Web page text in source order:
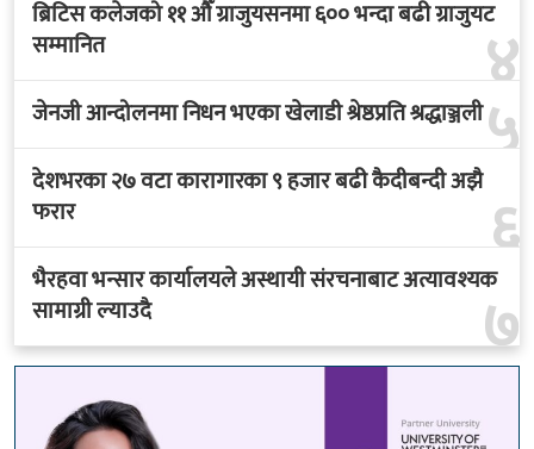
४
ब्रिटिस कलेजको ११ औँ ग्राजुयसनमा ६०० भन्दा बढी ग्राजुयट
सम्मानित
५
जेनजी आन्दोलनमा निधन भएका खेलाडी श्रेष्ठप्रति श्रद्धाञ्जली
६
देशभरका २७ वटा कारागारका ९ हजार बढी कैदीबन्दी अझै
फरार
७
भैरहवा भन्सार कार्यालयले अस्थायी संरचनाबाट अत्यावश्यक
सामाग्री ल्याउदै